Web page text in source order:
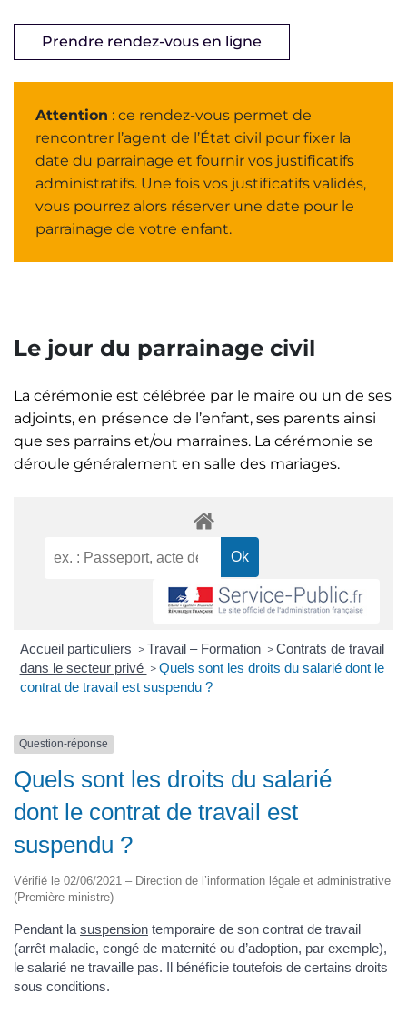
Prendre rendez-vous en ligne
Attention : ce rendez-vous permet de
rencontrer l’agent de l’État civil pour fixer la
date du parrainage et fournir vos justificatifs
administratifs. Une fois vos justificatifs validés,
vous pourrez alors réserver une date pour le
parrainage de votre enfant.
Le jour du parrainage civil
La cérémonie est célébrée par le maire ou un de ses
adjoints, en présence de l’enfant, ses parents ainsi
que ses parrains et/ou marraines. La cérémonie se
déroule généralement en salle des mariages.
Accueil particuliers > Travail – Formation > Contrats de travail
dans le secteur privé > Quels sont les droits du salarié dont le
contrat de travail est suspendu ?
Question-réponse
Quels sont les droits du salarié
dont le contrat de travail est
suspendu ?
Vérifié le 02/06/2021 – Direction de l’information légale et administrative
(Première ministre)
Pendant la suspension temporaire de son contrat de travail
(arrêt maladie, congé de maternité ou d’adoption, par exemple),
le salarié ne travaille pas. Il bénéficie toutefois de certains droits
sous conditions.